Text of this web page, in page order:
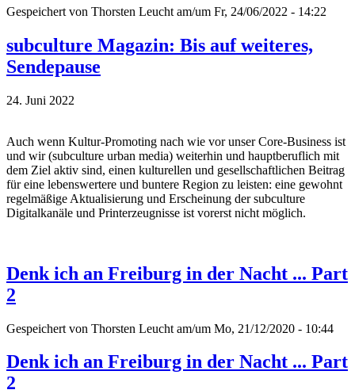
Gespeichert von Thorsten Leucht am/um Fr, 24/06/2022 - 14:22
subculture Magazin: Bis auf weiteres,
Sendepause
24. Juni 2022
Auch wenn Kultur-Promoting nach wie vor unser Core-Business ist
und wir (subculture urban media) weiterhin und hauptberuflich mit
dem Ziel aktiv sind, einen kulturellen und gesellschaftlichen Beitrag
für eine lebenswertere und buntere Region zu leisten: eine gewohnt
regelmäßige Aktualisierung und Erscheinung der subculture
Digitalkanäle und Printerzeugnisse ist vorerst nicht möglich.
Denk ich an Freiburg in der Nacht ... Part
2
Gespeichert von Thorsten Leucht am/um Mo, 21/12/2020 - 10:44
Denk ich an Freiburg in der Nacht ... Part
2